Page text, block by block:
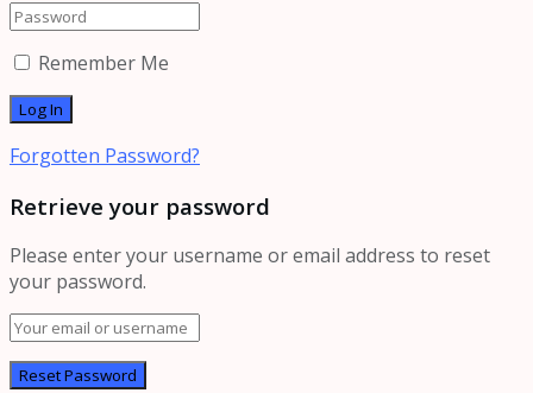
Remember Me
Forgotten Password?
Retrieve your password
Please enter your username or email address to reset
your password.